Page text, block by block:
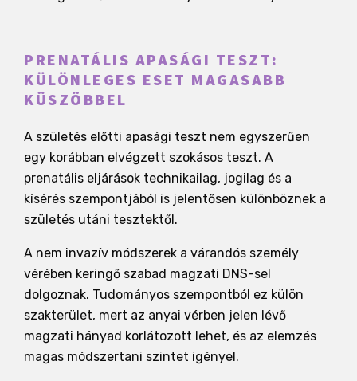
PRENATÁLIS APASÁGI TESZT:
KÜLÖNLEGES ESET MAGASABB
KÜSZÖBBEL
A születés előtti apasági teszt nem egyszerűen
egy korábban elvégzett szokásos teszt. A
prenatális eljárások technikailag, jogilag és a
kísérés szempontjából is jelentősen különböznek a
születés utáni tesztektől.
A nem invazív módszerek a várandós személy
vérében keringő szabad magzati DNS-sel
dolgoznak. Tudományos szempontból ez külön
szakterület, mert az anyai vérben jelen lévő
magzati hányad korlátozott lehet, és az elemzés
magas módszertani szintet igényel.